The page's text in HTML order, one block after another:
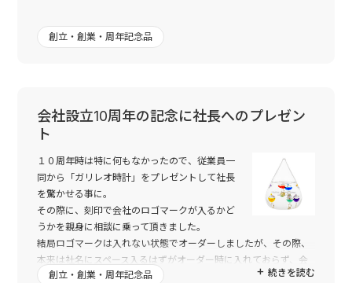
創立・創業・周年記念品
会社設立10周年の記念に社長へのプレゼン
ト
１０周年時は特に何もなかったので、従業員一
同から「ガリレオ時計」をプレゼントして社長
を驚かせる事に。
その際に、刻印で会社のロゴマークが入るかど
うかを親身に相談に乗って頂きました。
結局ロゴマークは入れない状態でオーダーしましたが、その際、
本来は社名にスペース入るはずがオーダー時に入れておらず、会
社HPを確認して頂いた上でスペースを入れるかどうかというご提
続きを読む
創立・創業・周年記念品